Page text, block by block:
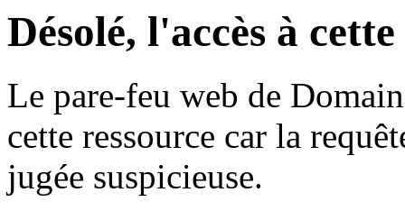
Désolé, l'accès à
Le pare-feu web de
cette ressource car la
jugée suspicieuse.